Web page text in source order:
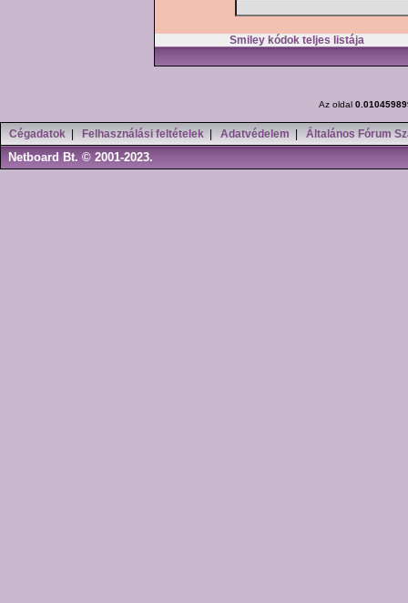
Smiley kódok teljes listája
Az oldal
Cégadatok Felhasználási feltételek Adatvédelem Általános Fórum
Netboard Bt. © 2001-2023.